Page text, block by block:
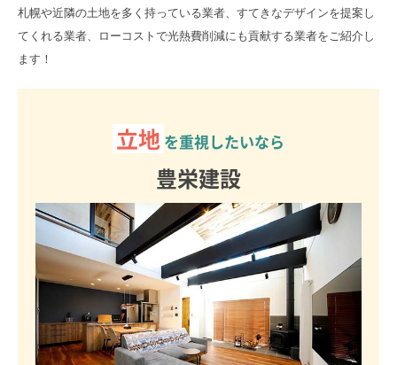
札幌や近隣の土地を多く持っている業者、すてきなデザインを提案し
てくれる業者、ローコストで光熱費削減にも貢献する業者をご紹介し
ます！
立地 を重視したいなら
豊栄建設